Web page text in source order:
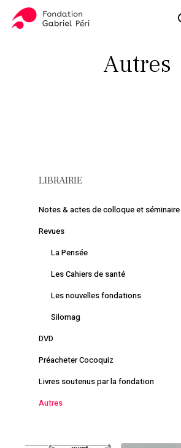
Panier
Autres
LIBRAIRIE
Notes & actes de colloque et séminaire
Revues
La Pensée
Les Cahiers de santé
Les nouvelles fondations
Silomag
DVD
Préacheter Cocoquiz
Livres soutenus par la fondation
Autres